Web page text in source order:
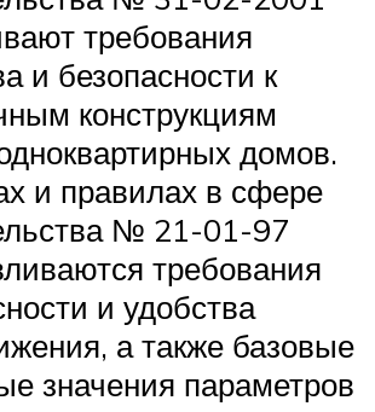
требования
и безопасности к
конструкциям
домов.
и правилах в сфере
№ 21-01-97
требования
и удобства
а также базовые
значения параметров